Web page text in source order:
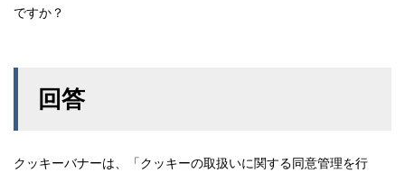
ですか？
回答
クッキーバナーは、「クッキーの取扱いに関する同意管理を行